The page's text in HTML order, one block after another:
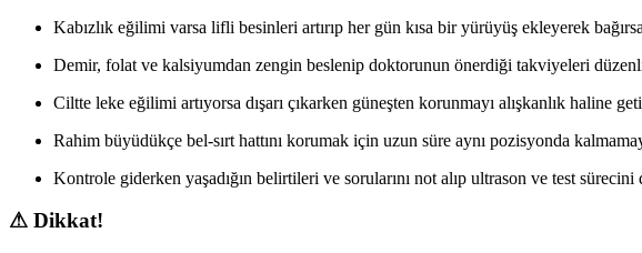
Kabızlık eğilimi varsa lifli besinleri artırıp her gün kısa bir yürüyüş ekleyerek
Demir, folat ve kalsiyumdan zengin beslenip doktorunun önerdiği takviyeleri
Ciltte leke eğilimi artıyorsa dışarı çıkarken güneşten korunmayı alışkanlık haline
Rahim büyüdükçe bel-sırt hattını korumak için uzun süre aynı pozisyonda
Kontrole giderken yaşadığın belirtileri ve sorularını not alıp ultrason ve test
⚠ Dikkat!